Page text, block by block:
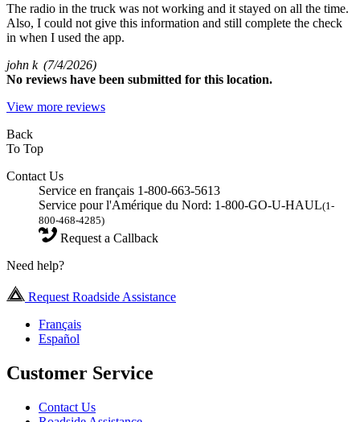
The radio in the truck was not working and it stayed on all the time.
Also, I could not give this information and still complete the check
in when I used the app.
john k (7/4/2026)
No reviews have been submitted for this location.
View more reviews
Back
To Top
Contact Us
Service en français 1-800-663-5613
Service pour l'Amérique du Nord: 1-800-GO-U-HAUL(1-
800-468-4285)
Request a Callback
Need help?
Request Roadside Assistance
Français
Español
Customer Service
Contact Us